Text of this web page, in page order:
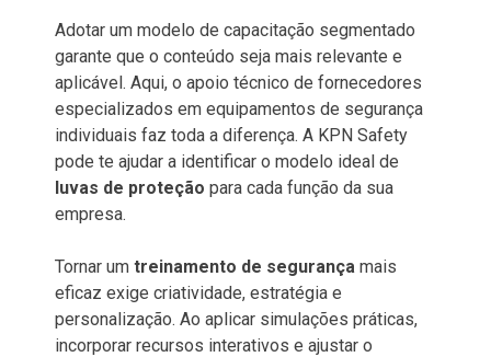
Adotar um modelo de capacitação segmentado
garante que o conteúdo seja mais relevante e
aplicável. Aqui, o apoio técnico de fornecedores
especializados em equipamentos de segurança
individuais faz toda a diferença. A KPN Safety
pode te ajudar a identificar o modelo ideal de
luvas de proteção para cada função da sua
empresa.
Tornar um treinamento de segurança mais
eficaz exige criatividade, estratégia e
personalização. Ao aplicar simulações práticas,
incorporar recursos interativos e ajustar o